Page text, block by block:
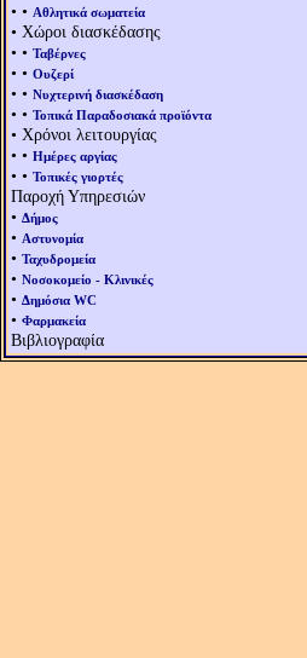
• • Αθλητικά σωματεία
• Χώροι διασκέδασης
• • Ταβέρνες
• • Ουζερί
• • Νυχτερινή διασκέδαση
• • Τοπικά Παραδοσιακά προϊόντα
• Χρόνοι λειτουργίας
• • Ημέρες αργίας
• • Τοπικές γιορτές
Παροχή Υπηρεσιών
• Δήμος
• Αστυνομία
• Ταχυδρομεία
• Νοσοκομείο - Κλινικές
• Δημόσια WC
• Φαρμακεία
Βιβλιογραφία